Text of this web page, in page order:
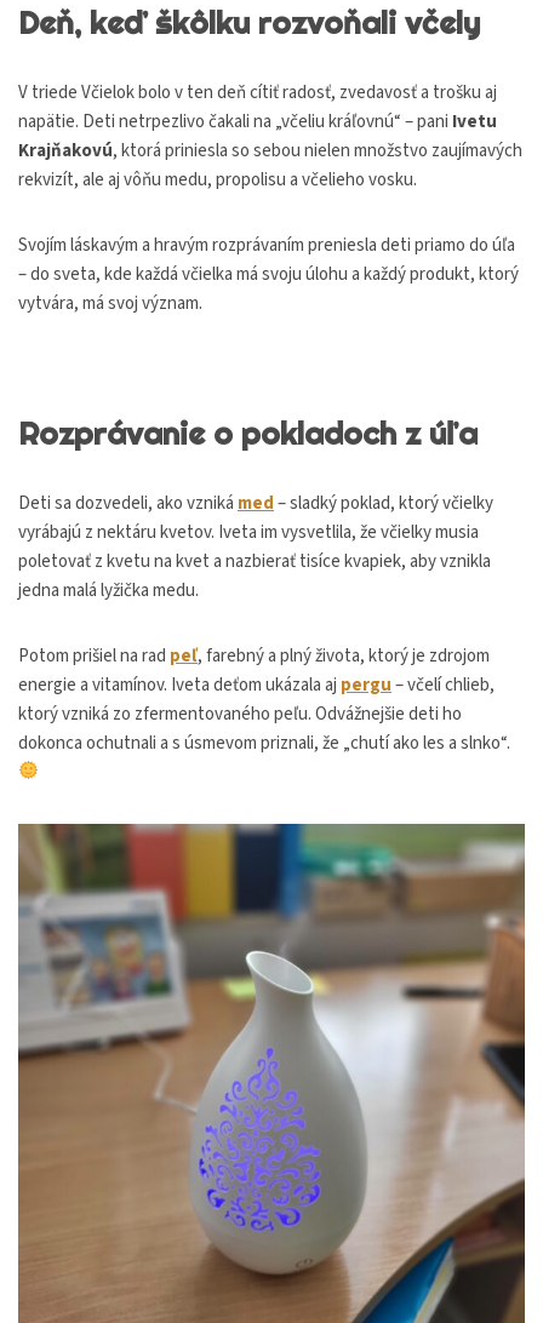
Deň, keď škôlku rozvoňali včely
V triede Včielok bolo v ten deň cítiť radosť, zvedavosť a trošku aj
napätie. Deti netrpezlivo čakali na „včeliu kráľovnú“ – pani Ivetu
Krajňakovú, ktorá priniesla so sebou nielen množstvo zaujímavých
rekvizít, ale aj vôňu medu, propolisu a včelieho vosku.
Svojím láskavým a hravým rozprávaním preniesla deti priamo do úľa
– do sveta, kde každá včielka má svoju úlohu a každý produkt, ktorý
vytvára, má svoj význam.
Rozprávanie o pokladoch z úľa
Deti sa dozvedeli, ako vzniká med– sladký poklad, ktorý včielky
vyrábajú z nektáru kvetov. Iveta im vysvetlila, že včielky musia
poletovať z kvetu na kvet a nazbierať tisíce kvapiek, aby vznikla
jedna malá lyžička medu.
Potom prišiel na rad peľ, farebný a plný života, ktorý je zdrojom
energie a vitamínov. Iveta deťom ukázala aj pergu– včelí chlieb,
ktorý vzniká zo zfermentovaného peľu. Odvážnejšie deti ho
dokonca ochutnali a s úsmevom priznali, že „chutí ako les a slnko“.